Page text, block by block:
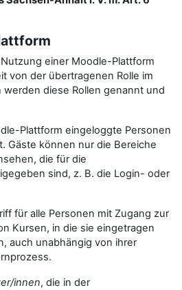
einer Moodle-Plattform
von der übertragenen Rolle im
werden diese Rollen genannt und
Plattform eingeloggte Personen
Gäste können nur die Bereiche
die für die
sind, z. B. die Login- oder
für alle Personen mit Zugang zur
Kursen, in die sie eingetragen
auch unabhängig von ihrer
innen, die in der